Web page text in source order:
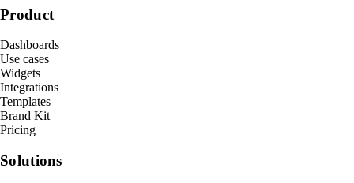
Product
Dashboards
Use cases
Widgets
Integrations
Templates
Brand Kit
Pricing
Solutions